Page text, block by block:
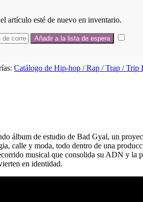
artículo esté de nuevo en inventario.
Catálogo de Hip-hop / Rap / Trap / Trip
álbum de estudio de Bad Gyal, un
calle y moda, todo dentro de una
musical que consolida su ADN y la
en identidad.